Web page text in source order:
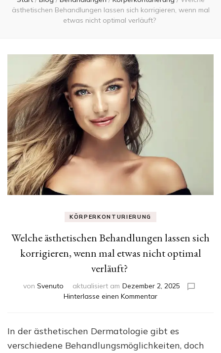
ästhetischen Behandlungen lassen sich korrigieren, wenn mal
etwas nicht optimal verläuft?
KÖRPERKONTURIERUNG
Welche ästhetischen Behandlungen lassen sich
korrigieren, wenn mal etwas nicht optimal
verläuft?
von Svenuto aktualisiert am Dezember 2, 2025
Hinterlasse einen Kommentarzu
Behandlungen
lassen
sich
In der ästhetischen Dermatologie gibt es
verschiedene Behandlungsmöglichkeiten, doch